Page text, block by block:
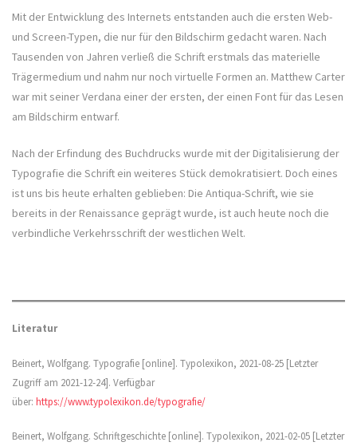
Mit der Entwicklung des Internets entstanden auch die ersten Web-
und Screen-Typen, die nur für den Bildschirm gedacht waren. Nach
Tausenden von Jahren verließ die Schrift erstmals das materielle
Trägermedium und nahm nur noch virtuelle Formen an. Matthew Carter
war mit seiner Verdana einer der ersten, der einen Font für das Lesen
am Bildschirm entwarf.
Nach der Erfindung des Buchdrucks wurde mit der Digitalisierung der
Typografie die Schrift ein weiteres Stück demokratisiert. Doch eines
ist uns bis heute erhalten geblieben: Die Antiqua-Schrift, wie sie
bereits in der Renaissance geprägt wurde, ist auch heute noch die
verbindliche Verkehrsschrift der westlichen Welt.
Literatur
Beinert, Wolfgang. Typografie [online]. Typolexikon, 2021-08-25 [Letzter
Zugriff am 2021-12-24]. Verfügbar
über: https://www.typolexikon.de/typografie/
Beinert, Wolfgang. Schriftgeschichte [online]. Typolexikon, 2021-02-05 [Letzter